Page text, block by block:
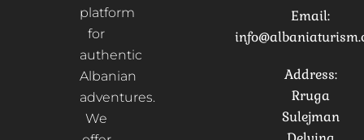
platform
for
authentic
Albanian
adventures.
We
Email:
Address:
Rruga
Sulejman